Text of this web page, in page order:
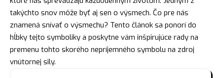
takýchto snov môže byť aj sen o výsmech. Čo pre nás
znamená snívať o výsmechu? Tento článok sa ponorí do
hĺbky tejto symboliky a poskytne vám inšpirujúce rady na
premenu tohto skorého nepríjemného symbolu na zdroj
vnútornej sily.